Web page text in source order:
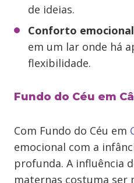
de ideias.
Conforto
em um lar onde há
flexibilidade.
Fundo do Céu em
Com Fundo do Céu em
emocional com a
profunda. A influência
maternas costuma ser